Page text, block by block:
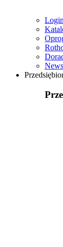
Login